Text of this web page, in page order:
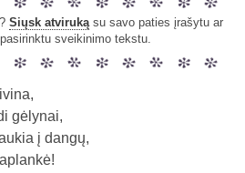
Siųsk atvirukąsu savo paties įrašytu ar
sveikinimo tekstu.
gėlynai,
į dangų,